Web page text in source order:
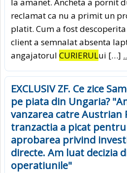
la amanet. Ancheta a pornit
reclamat ca nu a primit un
platit. Cum a fost
client a semnalat absenta
angajatorul CURIERULui […]
EXCLUSIV ZF. Ce zice
pe piata din Ungaria?
vanzarea catre Austrian
tranzactia a picat
aprobarea privind
directe. Am luat decizia
operatiunile"